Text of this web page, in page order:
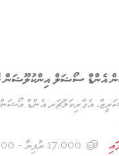
އެންޑް ސޯޝަލް އިންކުލޫޝަން
އެގްރިކަލްޗަރ އެންޑް
17,000 ރުފިޔާ - 18,000 ރުފިޔާ